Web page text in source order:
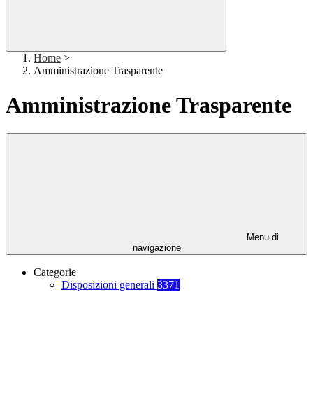
Home >
Amministrazione Trasparente
Amministrazione Trasparente
Menu di
navigazione
Categorie
Disposizioni generali 3371